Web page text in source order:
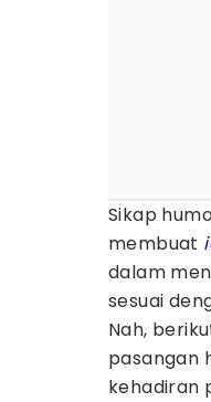
Sikap
membuat
dalam
sesuai
Nah,
pasangan
kehadiran